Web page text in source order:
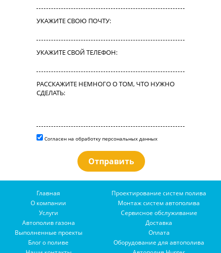
УКАЖИТЕ СВОЮ ПОЧТУ:
УКАЖИТЕ СВОЙ ТЕЛЕФОН:
РАССКАЖИТЕ НЕМНОГО О ТОМ, ЧТО НУЖНО
СДЕЛАТЬ:
Согласен на обработку персональных данных
Главная
О компании
Услуги
Автополив газона
Выполненные проекты
Блог о поливе
Проектирование систем полива
Монтаж систем автополива
Сервисное обслуживание
Доставка
Оплата
Оборудование для автополива